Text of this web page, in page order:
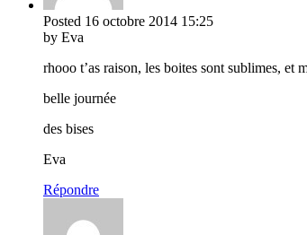
Posted 16 octobre 2014 15:25
by Eva
rhooo t’as raison, les boites sont sublimes,
belle journée
des bises
Eva
Répondre